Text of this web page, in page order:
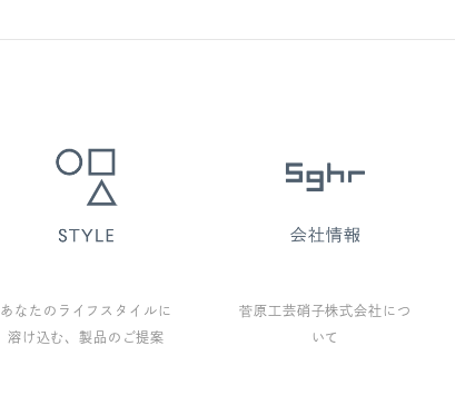
あなたのライフスタイルに
溶け込む、製品のご提案
菅原工芸硝子株式会社につ
いて